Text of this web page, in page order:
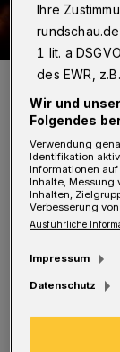
Künstlerisch
Foto: Sven Pacher
Urteil der
Land und
initiierten
"Mein
Ihre
1 lit. a
des EWR,
Wir und
Folgendes
Verwendung
Identifikation
Informationen
Inhalte, Messung
Inhalten,
Verbesserung
Ausführliche
Impressum
Datenschutz